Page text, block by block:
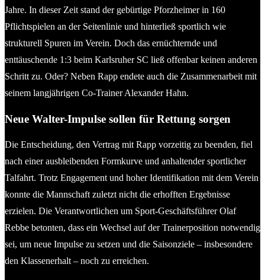
Jahre. In dieser Zeit stand der gebürtige Pforzheimer in 160
Pflichtspielen an der Seitenlinie und hinterließ sportlich wie
strukturell Spuren im Verein. Doch das ernüchternde und
enttäuschende 1:3 beim Karlsruher SC ließ offenbar keinen anderen
Schritt zu. Oder? Neben Rapp endete auch die Zusammenarbeit mit
seinem langjährigen Co-Trainer Alexander Hahn.
Neue Walter-Impulse sollen für Rettung sorgen
Die Entscheidung, den Vertrag mit Rapp vorzeitig zu beenden, fiel
nach einer ausbleibenden Formkurve und anhaltender sportlicher
Talfahrt. Trotz Engagement und hoher Identifikation mit dem Verein
konnte die Mannschaft zuletzt nicht die erhofften Ergebnisse
erzielen. Die Verantwortlichen um Sport-Geschäftsführer Olaf
Rebbe betonten, dass ein Wechsel auf der Trainerposition notwendig
sei, um neue Impulse zu setzen und die Saisonziele – insbesondere
den Klassenerhalt – noch zu erreichen.